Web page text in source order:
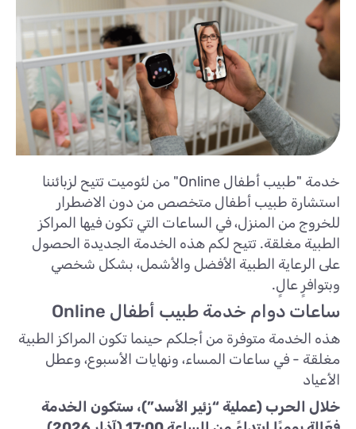
خدمة "طبيب أطفال Online" من لئوميت تتيح لزبائننا
استشارة طبيب أطفال متخصص من دون الاضطرار
للخروج من المنزل، في الساعات التي تكون فيها المراكز
الطبية مغلقة. تتيح لكم هذه الخدمة الجديدة الحصول
على الرعاية الطبية الأفضل والأشمل، بشكل شخصي
وبتوافرٍ عالٍ.
ساعات دوام خدمة طبيب أطفال Online
هذه الخدمة متوفرة من أجلكم حينما تكون المراكز الطبية
مغلقة - في ساعات المساء، ونهايات الأسبوع، وعطل
الأعياد
خلال الحرب (عملية “زئير الأسد”)، ستكون الخدمة